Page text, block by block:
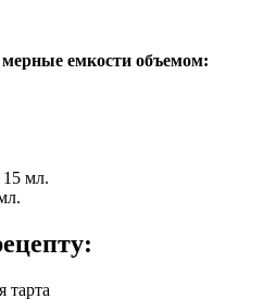
емкости объемом:
мл.
тарта